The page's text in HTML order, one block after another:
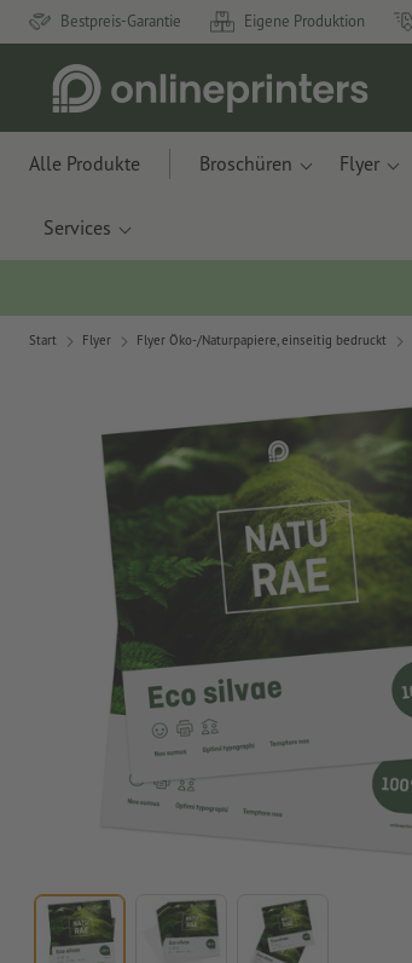
Bestpreis-Garantie Eigene Produktion
Alle Produkte Broschüren Flyer
Services
Start Flyer Flyer Öko-/Naturpapiere, einseitig bedruckt